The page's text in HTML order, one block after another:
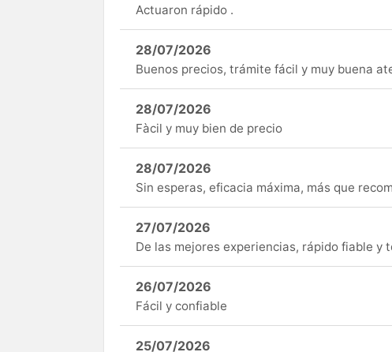
Actuaron rápido .
28/07/2026
Buenos precios, trámite fácil y muy buena
28/07/2026
Fàcil y muy bien de precio
28/07/2026
Sin esperas, eficacia máxima, más que
27/07/2026
De las mejores experiencias, rápido fiable y
26/07/2026
Fácil y confiable
25/07/2026